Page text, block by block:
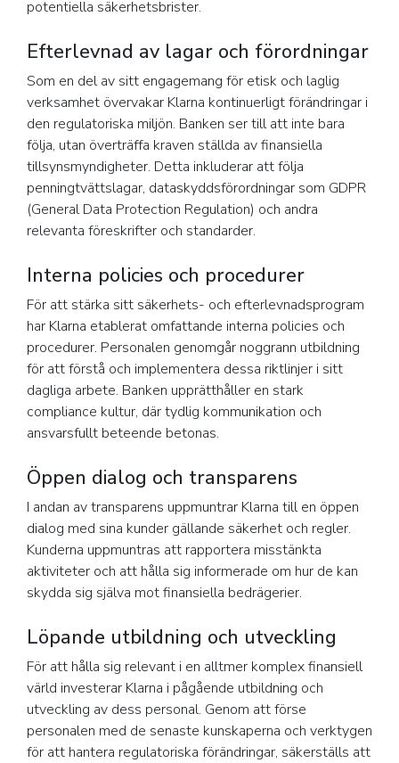
potentiella säkerhetsbrister.
Efterlevnad av lagar och förordningar
Som en del av sitt engagemang för etisk och laglig
verksamhet övervakar Klarna kontinuerligt förändringar i
den regulatoriska miljön. Banken ser till att inte bara
följa, utan överträffa kraven ställda av finansiella
tillsynsmyndigheter. Detta inkluderar att följa
penningtvättslagar, dataskyddsförordningar som GDPR
(General Data Protection Regulation) och andra
relevanta föreskrifter och standarder.
Interna policies och procedurer
För att stärka sitt säkerhets- och efterlevnadsprogram
har Klarna etablerat omfattande interna policies och
procedurer. Personalen genomgår noggrann utbildning
för att förstå och implementera dessa riktlinjer i sitt
dagliga arbete. Banken upprätthåller en stark
compliance kultur, där tydlig kommunikation och
ansvarsfullt beteende betonas.
Öppen dialog och transparens
I andan av transparens uppmuntrar Klarna till en öppen
dialog med sina kunder gällande säkerhet och regler.
Kunderna uppmuntras att rapportera misstänkta
aktiviteter och att hålla sig informerade om hur de kan
skydda sig själva mot finansiella bedrägerier.
Löpande utbildning och utveckling
För att hålla sig relevant i en alltmer komplex finansiell
värld investerar Klarna i pågående utbildning och
utveckling av dess personal. Genom att förse
personalen med de senaste kunskaperna och verktygen
för att hantera regulatoriska förändringar, säkerställs att